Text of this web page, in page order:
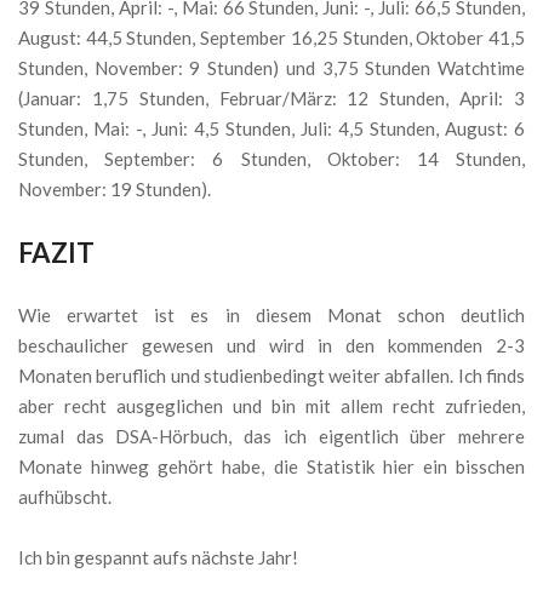
39 Stunden, April: -, Mai: 66 Stunden, Juni: -, Juli: 66,5 Stunden,
August: 44,5 Stunden, September 16,25 Stunden, Oktober 41,5
Stunden, November: 9 Stunden) und 3,75 Stunden Watchtime
(Januar: 1,75 Stunden, Februar/März: 12 Stunden, April: 3
Stunden, Mai: -, Juni: 4,5 Stunden, Juli: 4,5 Stunden, August: 6
Stunden, September: 6 Stunden, Oktober: 14 Stunden,
November: 19 Stunden).
FAZIT
Wie erwartet ist es in diesem Monat schon deutlich
beschaulicher gewesen und wird in den kommenden 2-3
Monaten beruflich und studienbedingt weiter abfallen. Ich finds
aber recht ausgeglichen und bin mit allem recht zufrieden,
zumal das DSA-Hörbuch, das ich eigentlich über mehrere
Monate hinweg gehört habe, die Statistik hier ein bisschen
aufhübscht.
Ich bin gespannt aufs nächste Jahr!